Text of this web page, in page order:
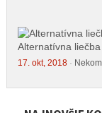
Alternatívna liečba
17. okt, 2018·